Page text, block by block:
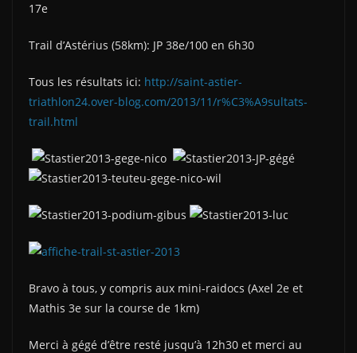
17e
Trail d’Astérius (58km): JP 38e/100 en 6h30
Tous les résultats ici: http://saint-astier-
triathlon24.over-blog.com/2013/11/r%C3%A9sultats-
trail.html
Bravo à tous, y compris aux mini-raidocs (Axel 2e et
Mathis 3e sur la course de 1km)
Merci à gégé d’être resté jusqu’à 12h30 et merci au